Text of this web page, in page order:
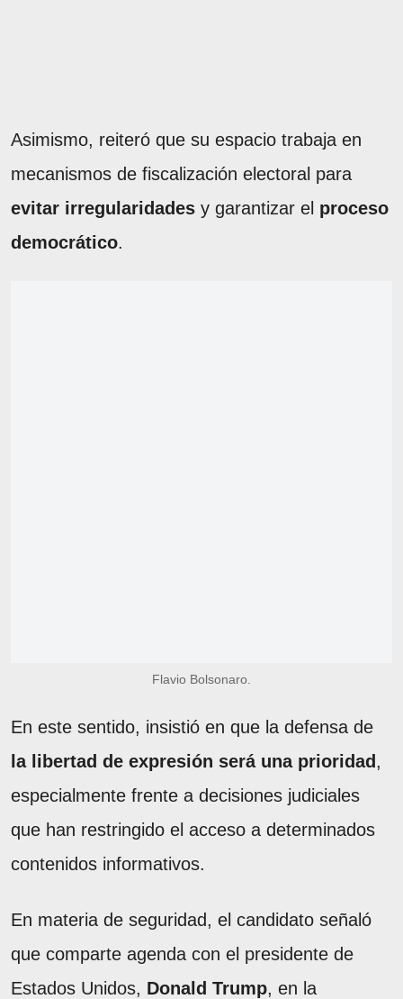
Asimismo, reiteró que su espacio trabaja en
mecanismos de fiscalización electoral para
evitar irregularidades y garantizar el proceso
democrático.
Flavio Bolsonaro.
En este sentido, insistió en que la defensa de
la libertad de expresión será una prioridad ,
especialmente frente a decisiones judiciales
que han restringido el acceso a determinados
contenidos informativos.
En materia de seguridad, el candidato señaló
que comparte agenda con el presidente de
Estados Unidos, Donald Trump, en la